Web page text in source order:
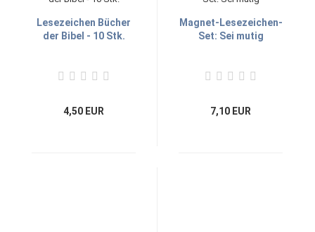
Lesezeichen Bücher
der Bibel - 10 Stk.
4,50 EUR
Magnet-Lesezeichen-
Set: Sei mutig
7,10 EUR